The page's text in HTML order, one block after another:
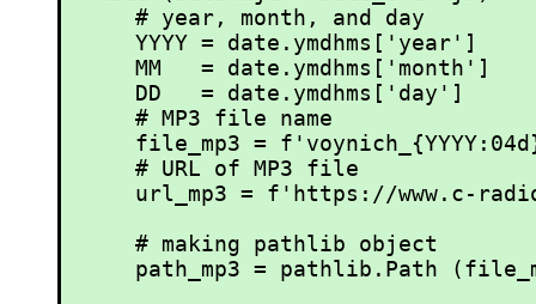
    # year, month, and day
    YYYY = date.ymdhms['year']
    MM   = date.ymdhms['month']
    DD   = date.ymdhms['day']
    # MP3 file name
file_mp3 =
    # URL of MP3 file
url_mp3 = f'https://www.c-
    # making pathlib object
path_mp3 = pathlib.Path